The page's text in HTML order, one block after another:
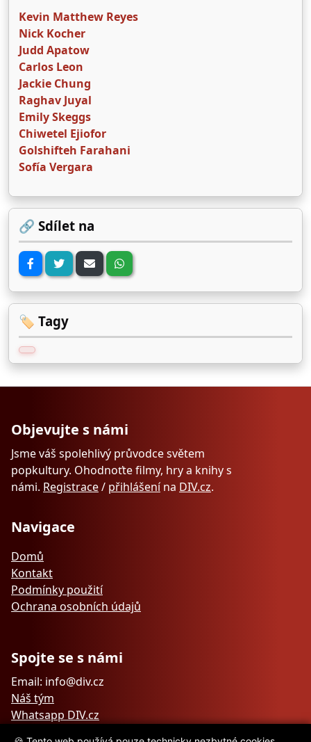
Kevin Matthew Reyes
Nick Kocher
Judd Apatow
Carlos Leon
Jackie Chung
Raghav Juyal
Emily Skeggs
Chiwetel Ejiofor
Golshifteh Farahani
Sofía Vergara
🔗 Sdílet na
🏷️ Tagy
Objevujte s námi
Jsme váš spolehlivý průvodce světem
popkultury. Ohodnoťte filmy, hry a knihy s
námi. Registrace/ přihlášenína DIV.cz.
Navigace
Domů
Kontakt
Podmínky použití
Ochrana osobních údajů
Spojte se s námi
Email: info@div.cz
Náš tým
Whatsapp DIV.cz